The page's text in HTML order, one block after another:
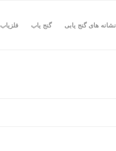
نشانه های گنج یابی گنج یاب فلزیاب